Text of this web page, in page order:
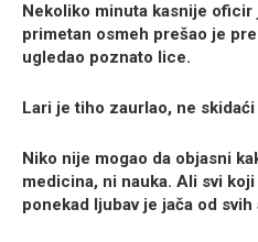
Nekoliko minuta kasnije
primetan osmeh prešao je
ugledao poznato lice.
Lari je tiho zaurlao, ne
Niko nije mogao da objasni
medicina, ni nauka. Ali svi
ponekad ljubav je jača od svih